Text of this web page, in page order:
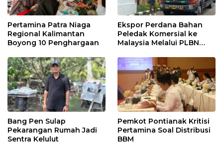
Pertamina Patra Niaga
Regional Kalimantan
Boyong 10 Penghargaan
Ekspor Perdana Bahan
Peledak Komersial ke
Malaysia Melalui PLBN
Bang Pen Sulap
Pekarangan Rumah Jadi
Sentra Kelulut
Pemkot Pontianak Kritisi
Pertamina Soal Distribusi
BBM